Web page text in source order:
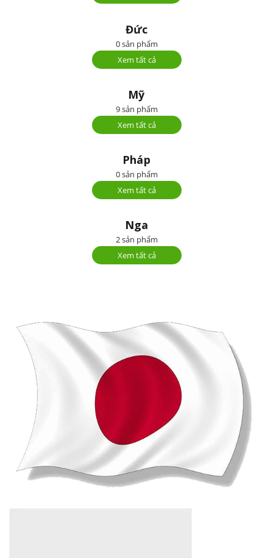
Đức
0 sản phẩm
Xem tất cả
Mỹ
9 sản phẩm
Xem tất cả
Pháp
0 sản phẩm
Xem tất cả
Nga
2 sản phẩm
Xem tất cả